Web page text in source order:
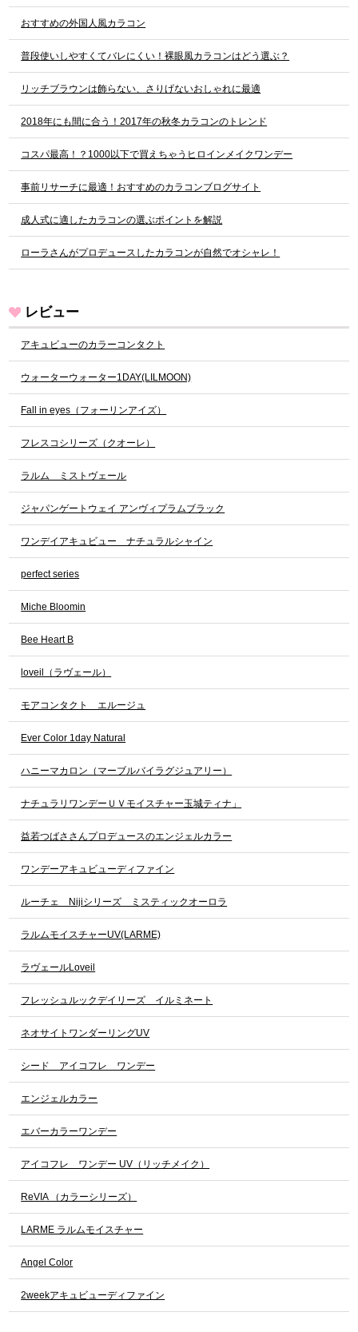
おすすめの外国人風カラコン
普段使いしやすくてバレにくい！裸眼風カラコンはどう選ぶ？
リッチブラウンは飾らない、さりげないおしゃれに最適
2018年にも間に合う！2017年の秋冬カラコンのトレンド
コスパ最高！？1000以下で買えちゃうヒロインメイクワンデー
事前リサーチに最適！おすすめのカラコンブログサイト
成人式に適したカラコンの選ぶポイントを解説
ローラさんがプロデュースしたカラコンが自然でオシャレ！
レビュー
アキュビューのカラーコンタクト
ウォーターウォーター1DAY(LILMOON)
Fall in eyes（フォーリンアイズ）
フレスコシリーズ（クオーレ）
ラルム ミストヴェール
ジャパンゲートウェイ アンヴィプラムブラック
ワンデイアキュビュー ナチュラルシャイン
perfect series
Miche Bloomin
Bee Heart B
loveil（ラヴェール）
モアコンタクト エルージュ
Ever Color 1day Natural
ハニーマカロン（マーブルバイラグジュアリー）
ナチュラリワンデーＵＶモイスチャー玉城ティナ」
益若つばささんプロデュースのエンジェルカラー
ワンデーアキュビューディファイン
ルーチェ Nijiシリーズ ミスティックオーロラ
ラルムモイスチャーUV(LARME)
ラヴェールLoveil
フレッシュルックデイリーズ イルミネート
ネオサイトワンダーリングUV
シード アイコフレ ワンデー
エンジェルカラー
エバーカラーワンデー
アイコフレ ワンデー UV（リッチメイク）
ReVIA （カラーシリーズ）
LARME ラルムモイスチャー
Angel Color
2weekアキュビューディファイン